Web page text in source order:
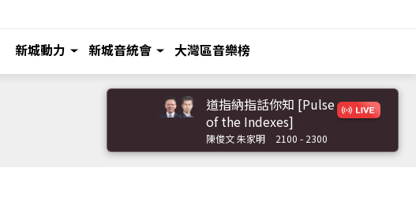
新城動力 新城音統會 大灣區音樂榜
道指納指話你知 [Pulse
of the Indexes]
陳俊文 朱家明 2100 - 2300